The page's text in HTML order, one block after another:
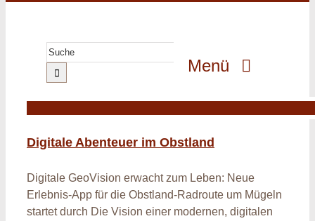
springen
Suche
nach:
Menü
GeoWissen
GeoProjekte
Digitale Abenteuer im Obstland
Digitale GeoVision erwacht zum Leben: Neue
Erlebnis-App für die Obstland-Radroute um Mügeln
startet durch Die Vision einer modernen, digitalen